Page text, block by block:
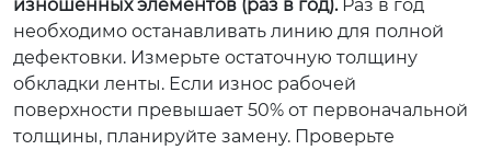
изношенных элементов (раз в год).Раз в год
необходимо останавливать линию для полной
дефектовки. Измерьте остаточную толщину
обкладки ленты. Если износ рабочей
поверхности превышает 50% от первоначальной
толщины, планируйте замену. Проверьте